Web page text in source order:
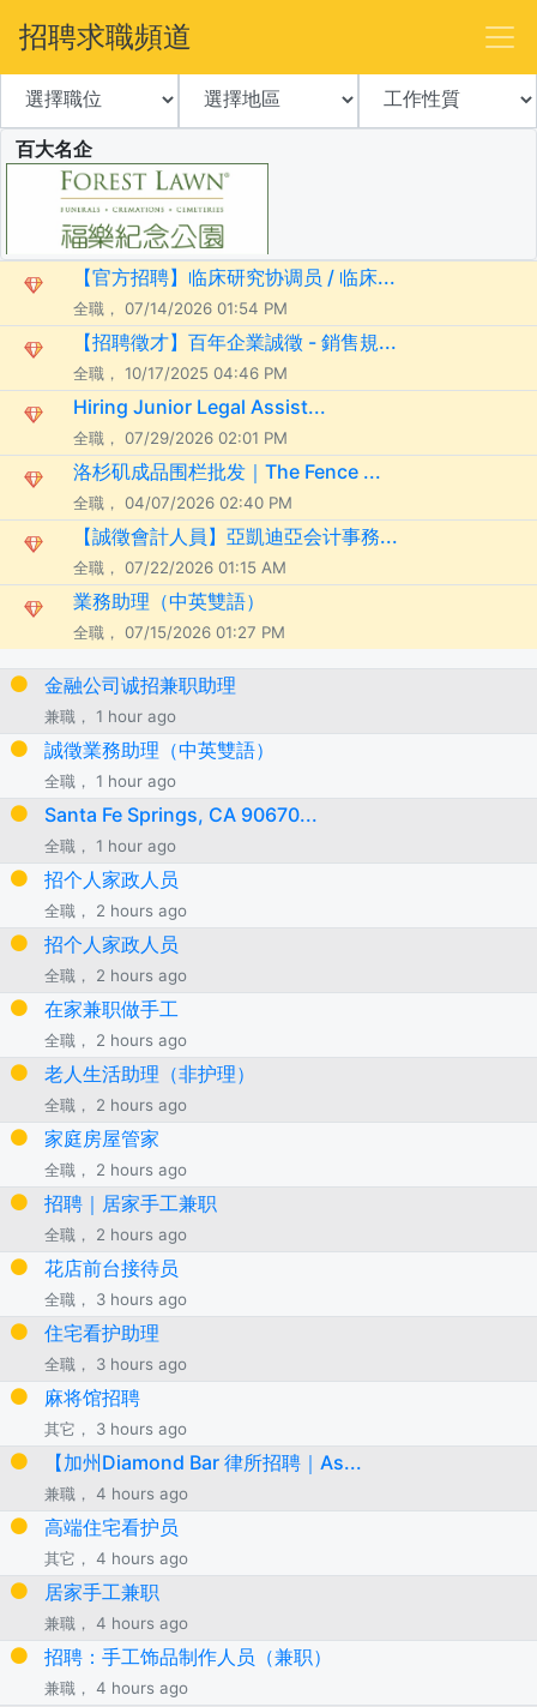
招聘求職頻道
百大名企
【官方招聘】临床研究协调员 / 临床...
全職， 07/14/2026 01:54 PM
【招聘徵才】百年企業誠徵 - 銷售規...
全職， 10/17/2025 04:46 PM
Hiring Junior Legal Assist...
全職， 07/29/2026 02:01 PM
洛杉矶成品围栏批发｜The Fence ...
全職， 04/07/2026 02:40 PM
【誠徵會計人員】亞凱迪亞会计事務...
全職， 07/22/2026 01:15 AM
業務助理（中英雙語）
全職， 07/15/2026 01:27 PM
金融公司诚招兼职助理
兼職， 1 hour ago
誠徵業務助理（中英雙語）
全職， 1 hour ago
Santa Fe Springs, CA 90670...
全職， 1 hour ago
招个人家政人员
全職， 2 hours ago
招个人家政人员
全職， 2 hours ago
在家兼职做手工
全職， 2 hours ago
老人生活助理（非护理）
全職， 2 hours ago
家庭房屋管家
全職， 2 hours ago
招聘｜居家手工兼职
全職， 2 hours ago
花店前台接待员
全職， 3 hours ago
住宅看护助理
全職， 3 hours ago
麻将馆招聘
其它， 3 hours ago
【加州Diamond Bar 律所招聘｜As...
兼職， 4 hours ago
高端住宅看护员
其它， 4 hours ago
居家手工兼职
兼職， 4 hours ago
招聘：手工饰品制作人员（兼职）
兼職， 4 hours ago